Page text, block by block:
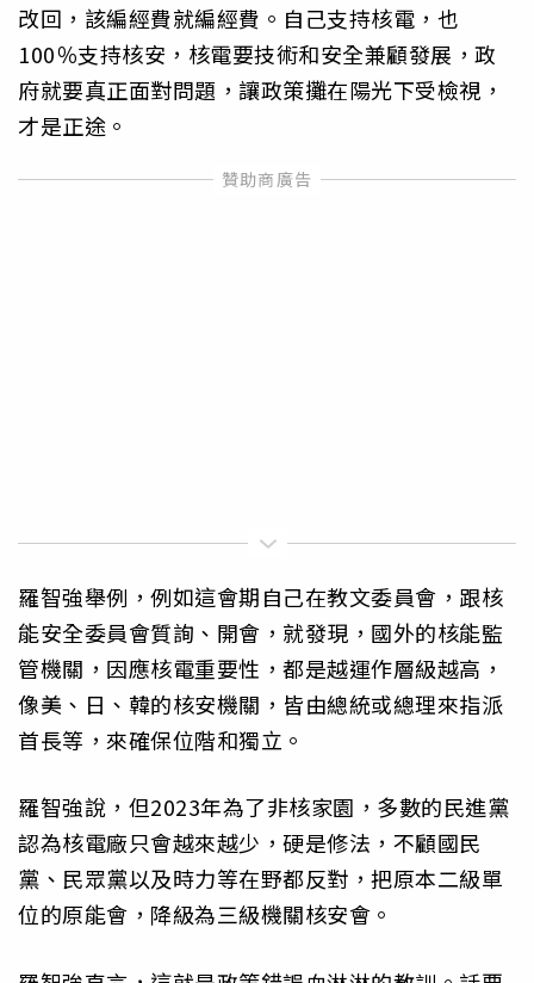
改回，該編經費就編經費。自己支持核電，也
100％支持核安，核電要技術和安全兼顧發展，政
府就要真正面對問題，讓政策攤在陽光下受檢視，
才是正途。
羅智強舉例，例如這會期自己在教文委員會，跟核
能安全委員會質詢、開會，就發現，國外的核能監
管機關，因應核電重要性，都是越運作層級越高，
像美、日、韓的核安機關，皆由總統或總理來指派
首長等，來確保位階和獨立。
羅智強說，但2023年為了非核家園，多數的民進黨
認為核電廠只會越來越少，硬是修法，不顧國民
黨、民眾黨以及時力等在野都反對，把原本二級單
位的原能會，降級為三級機關核安會。